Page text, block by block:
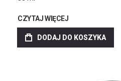
CZYTAJ WIĘCEJ
DODAJ DO KOSZYKA